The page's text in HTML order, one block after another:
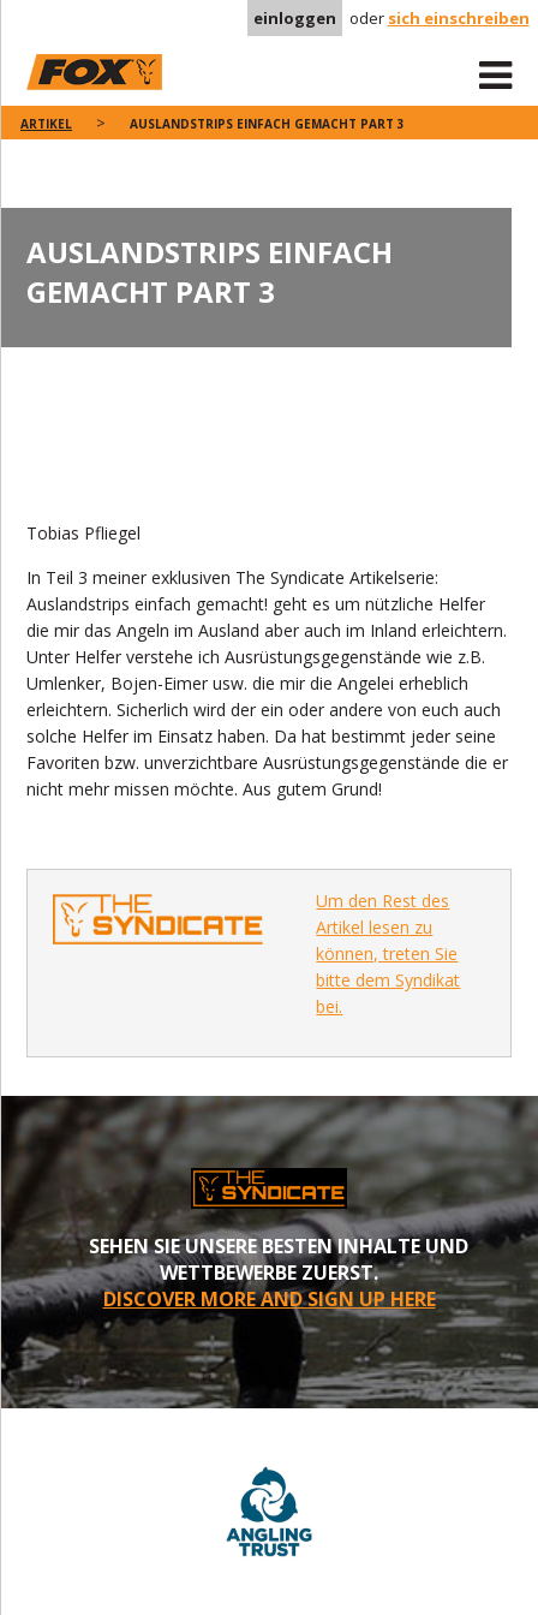
einloggen oder sich einschreiben
ARTIKEL AUSLANDSTRIPS EINFACH GEMACHT PART 3
AUSLANDSTRIPS EINFACH
GEMACHT PART 3
Tobias Pfliegel
In Teil 3 meiner exklusiven The Syndicate Artikelserie:
Auslandstrips einfach gemacht! geht es um nützliche Helfer
die mir das Angeln im Ausland aber auch im Inland erleichtern.
Unter Helfer verstehe ich Ausrüstungsgegenstände wie z.B.
Umlenker, Bojen-Eimer usw. die mir die Angelei erheblich
erleichtern.Sicherlich wird der ein oder andere von euch auch
solche Helfer im Einsatz haben. Da hat bestimmt jeder seine
Favoriten bzw. unverzichtbare Ausrüstungsgegenstände die er
nicht mehr missen möchte.Aus gutem Grund!
Um den Rest des
Artikel lesen zu
können, treten Sie
bitte dem Syndikat
bei.
SEHEN SIE UNSERE BESTEN INHALTE UND
WETTBEWERBE ZUERST.
DISCOVER MORE AND SIGN UP HERE